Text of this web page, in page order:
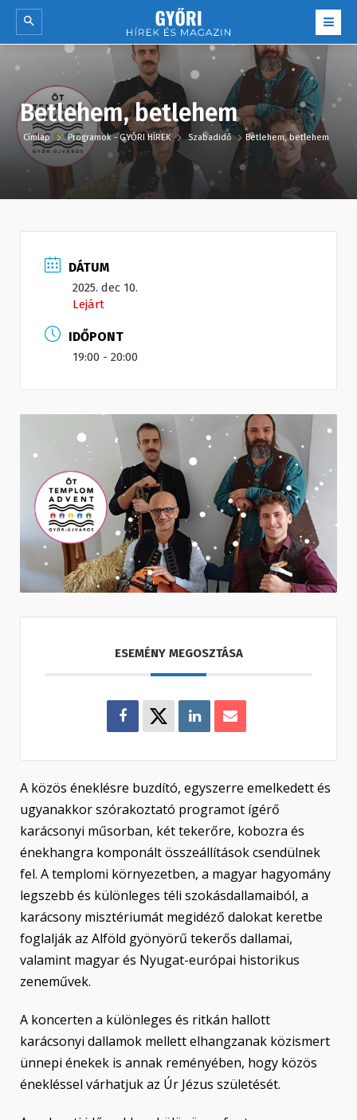
Betlehem, betlehem
Címlap Programok - GYŐRI HÍREK Szabadidő Betlehem, betlehem
A közös éneklésre buzdító, egyszerre emelkedett és
ugyanakkor szórakoztató programot ígérő
karácsonyi műsorban, két tekerőre, kobozra és
énekhangra komponált összeállítások csendülnek
fel. A templomi környezetben, a magyar hagyomány
legszebb és különleges téli szokásdallamaiból, a
karácsony misztériumát megidéző dalokat keretbe
foglalják az Alföld gyönyörű tekerős dallamai,
valamint magyar és Nyugat-európai historikus
zeneművek.
A koncerten a különleges és ritkán hallott
karácsonyi dallamok mellett elhangzanak közismert
ünnepi énekek is annak reményében, hogy közös
énekléssel várhatjuk az Úr Jézus születését.
DÁTUM
2025. dec 10.
Lejárt
IDŐPONT
19:00 - 20:00
ESEMÉNY MEGOSZTÁSA